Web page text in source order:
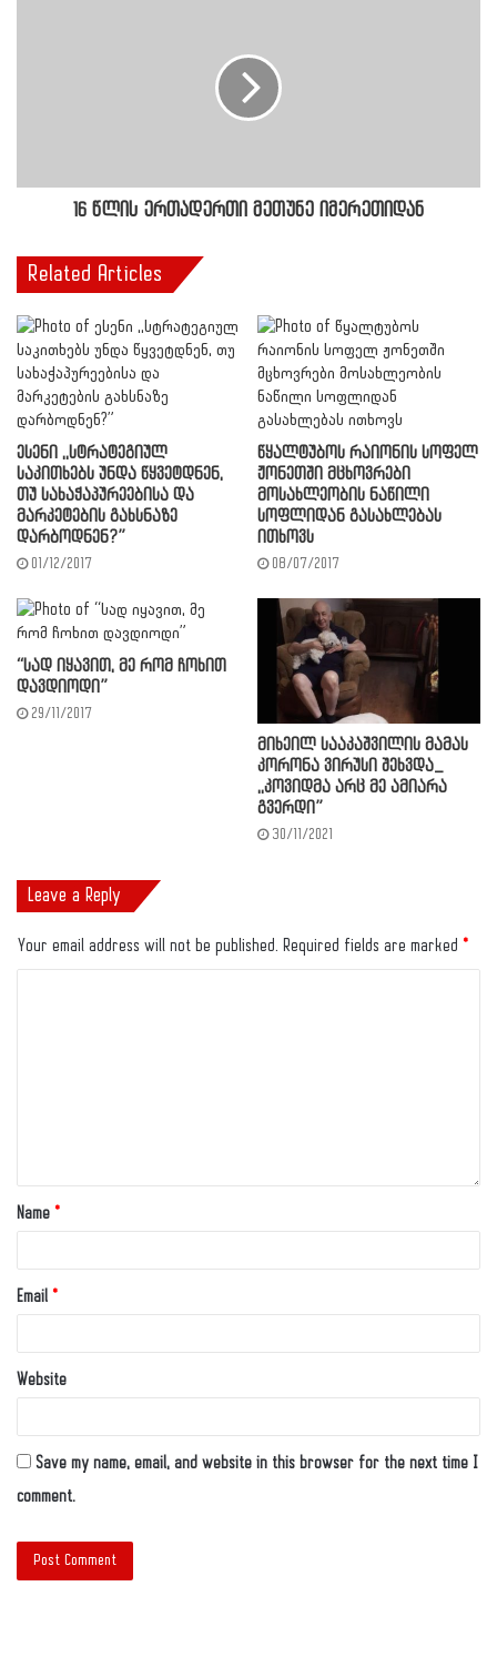
16 წლის ერთადერთი მეთუნე იმერეთიდან
Related Articles
ესენი ,,სტრატეგიულ
საკითხებს უნდა წყვეტდნენ,
თუ სახაჭაპურეებისა და
მარკეტების გახსნაზე
დარბოდნენ?”
01/12/2017
წყალტუბოს რაიონის სოფელ
ჟონეთში მცხოვრები
მოსახლეობის ნაწილი
სოფლიდან გასახლებას
ითხოვს
08/07/2017
“სად იყავით, მე რომ ჩოხით
დავდიოდი”
29/11/2017
მიხეილ სააკაშვილის მამას
კორონა ვირუსი შეხვდა_
,,კოვიდმა არც მე ამიარა
გვერდი”
30/11/2021
Leave a Reply
Your email address will not be published. Required fields are marked *
Name *
Email *
Website
Save my name, email, and website in this browser for the next time I
comment.